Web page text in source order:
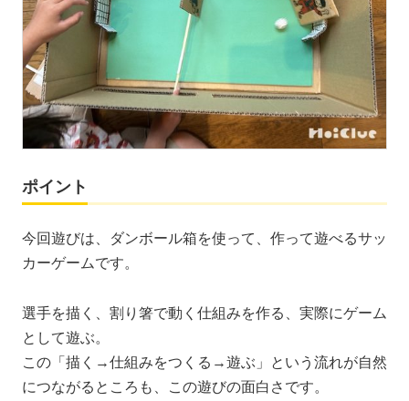
ポイント
今回遊びは、ダンボール箱を使って、作って遊べるサッ
カーゲームです。
選手を描く、割り箸で動く仕組みを作る、実際にゲーム
として遊ぶ。
この「描く→仕組みをつくる→遊ぶ」という流れが自然
につながるところも、この遊びの面白さです。